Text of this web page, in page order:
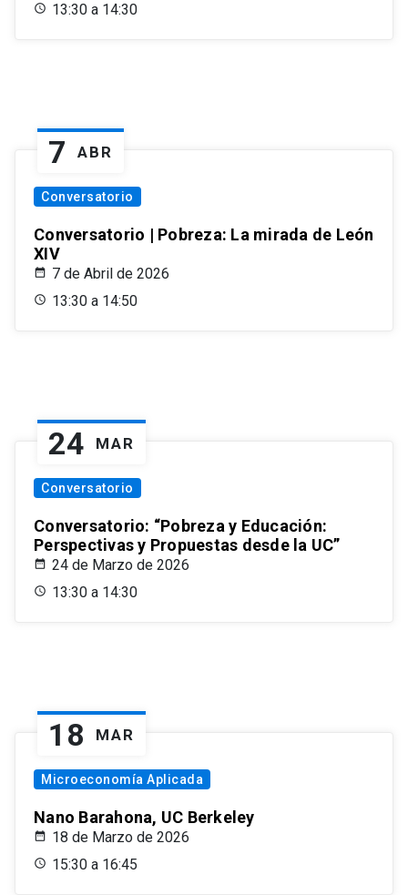
13:30 a 14:30
7 ABR
Conversatorio
Conversatorio | Pobreza: La mirada de León
XIV
7 de Abril de 2026
13:30 a 14:50
24 MAR
Conversatorio
Conversatorio: “Pobreza y Educación:
Perspectivas y Propuestas desde la UC”
24 de Marzo de 2026
13:30 a 14:30
18 MAR
Microeconomía Aplicada
Nano Barahona, UC Berkeley
18 de Marzo de 2026
15:30 a 16:45